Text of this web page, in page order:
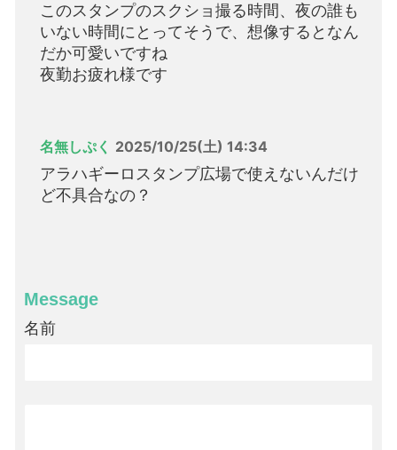
このスタンプのスクショ撮る時間、夜の誰も
いない時間にとってそうで、想像するとなん
だか可愛いですね
夜勤お疲れ様です
名無しぷく 2025/10/25(土) 14:34
アラハギーロスタンプ広場で使えないんだけ
ど不具合なの？
Message
名前